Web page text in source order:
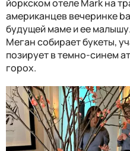
йоркском отеле Mark на
американцев вечеринке
будущей маме и ее
Меган собирает букеты,
позирует в темно-синем
горох.